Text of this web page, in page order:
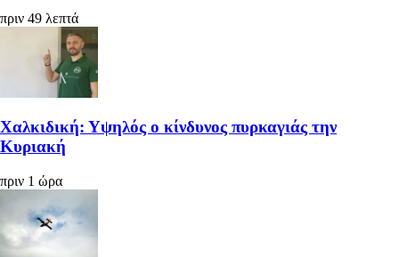
πριν 49 λεπτά
Χαλκιδική: Υψηλός ο κίνδυνος πυρκαγιάς την
Κυριακή
πριν 1 ώρα